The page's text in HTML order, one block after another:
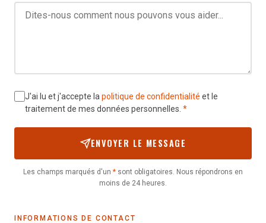
J'ai lu et j'accepte la politique de confidentialité et le
traitement de mes données personnelles. *
ENVOYER LE MESSAGE
Les champs marqués d'un * sont obligatoires. Nous répondrons en
moins de 24 heures.
INFORMATIONS DE CONTACT